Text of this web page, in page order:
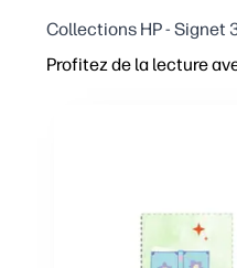
Collections HP - Signet
Profitez de la lecture